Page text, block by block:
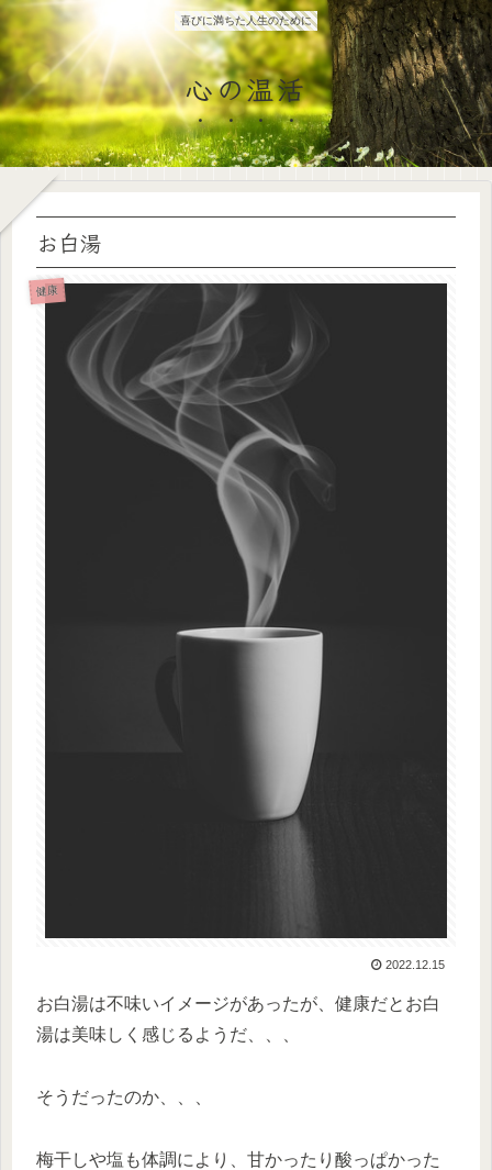
喜びに満ちた人生のために
心の温活
お白湯
健康
2022.12.15
お白湯は不味いイメージがあったが、健康だとお白
湯は美味しく感じるようだ、、、
そうだったのか、、、
梅干しや塩も体調により、甘かったり酸っぱかった